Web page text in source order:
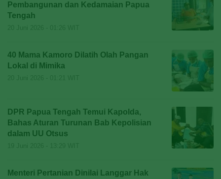
Pembangunan dan Kedamaian Papua
Tengah
40 Mama Kamoro Dilatih Olah Pangan
Lokal di Mimika
DPR Papua Tengah Temui Kapolda,
Bahas Aturan Turunan Bab Kepolisian
dalam UU Otsus
Menteri Pertanian Dinilai Langgar Hak